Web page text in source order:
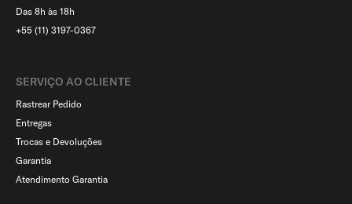
Das 8h às 18h
+55 (11) 3197-0367
SERVIÇO AO CLIENTE​
Rastrear Pedido
Entregas
Trocas e Devoluções
Garantia
Atendimento Garantia